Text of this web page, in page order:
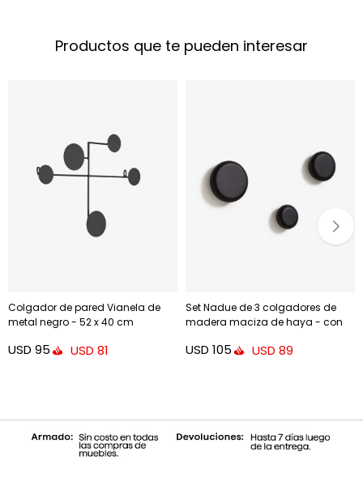
Productos que te pueden interesar
Colgador de pared Vianela de
metal negro - 52 x 40 cm
USD 95 USD 81
Set Nadue de 3 colgadores de
madera maciza de haya - con
USD 105 USD 89